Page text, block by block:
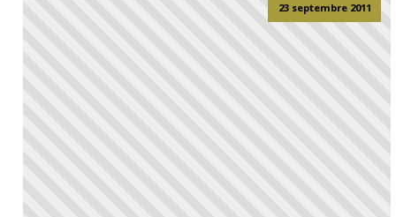
23 septembre 2011